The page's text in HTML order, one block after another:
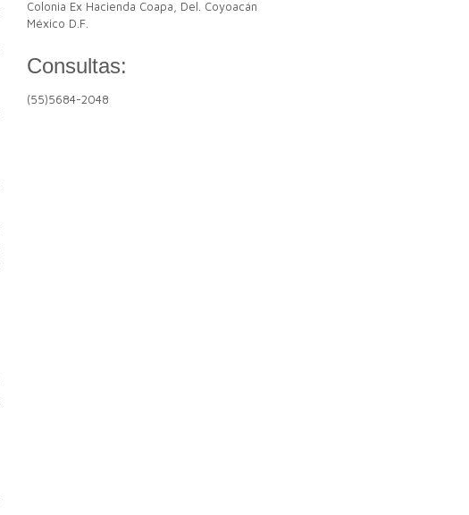
Colonia Ex Hacienda Coapa, Del. Coyoacán
México D.F.
Consultas:
(55)5684-2048